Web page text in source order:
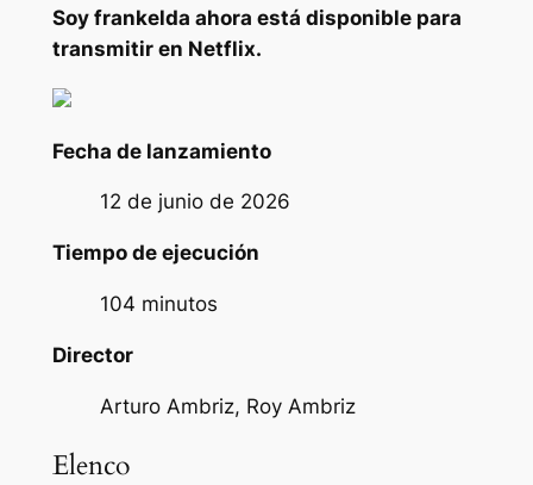
Soy frankelda ahora está disponible para
transmitir en Netflix.
Fecha de lanzamiento
12 de junio de 2026
Tiempo de ejecución
104 minutos
Director
Arturo Ambriz, Roy Ambriz
Elenco